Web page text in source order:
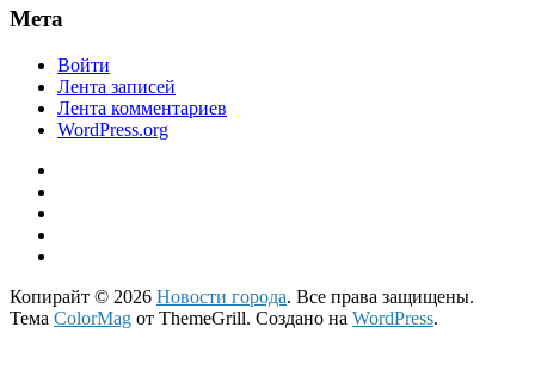
Мета
Войти
Лента записей
Лента комментариев
WordPress.org
Копирайт © 2026 Новости города. Все права защищены.
Тема ColorMag от ThemeGrill. Создано на WordPress.